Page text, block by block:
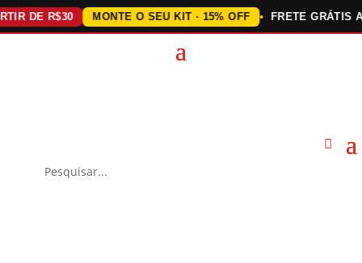
R$30 MONTE O SEU KIT · 15% OFF FRETE GRÁTIS